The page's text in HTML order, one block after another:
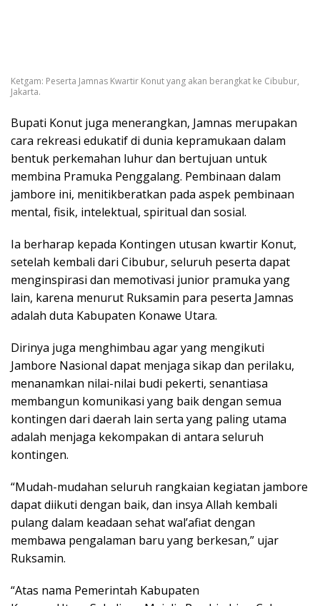
Ketgam: Peserta Jamnas Kwartir Konut yang akan berangkat ke Cibubur,
Jakarta.
Bupati Konut juga menerangkan, Jamnas merupakan
cara rekreasi edukatif di dunia kepramukaan dalam
bentuk perkemahan luhur dan bertujuan untuk
membina Pramuka Penggalang. Pembinaan dalam
jambore ini, menitikberatkan pada aspek pembinaan
mental, fisik, intelektual, spiritual dan sosial.
Ia berharap kepada Kontingen utusan kwartir Konut,
setelah kembali dari Cibubur, seluruh peserta dapat
menginspirasi dan memotivasi junior pramuka yang
lain, karena menurut Ruksamin para peserta Jamnas
adalah duta Kabupaten Konawe Utara.
Dirinya juga menghimbau agar yang mengikuti
Jambore Nasional dapat menjaga sikap dan perilaku,
menanamkan nilai-nilai budi pekerti, senantiasa
membangun komunikasi yang baik dengan semua
kontingen dari daerah lain serta yang paling utama
adalah menjaga kekompakan di antara seluruh
kontingen.
“Mudah-mudahan seluruh rangkaian kegiatan jambore
dapat diikuti dengan baik, dan insya Allah kembali
pulang dalam keadaan sehat wal’afiat dengan
membawa pengalaman baru yang berkesan,” ujar
Ruksamin.
“Atas nama Pemerintah Kabupaten